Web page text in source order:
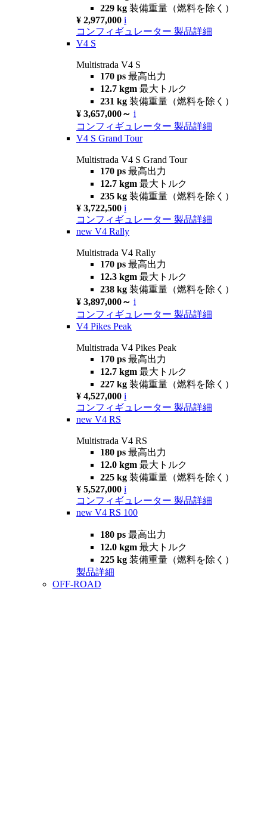
229 kg 装備重量（燃料を除く）
¥ 2,977,000 i
コンフィギュレーター 製品詳細
V4 S
Multistrada V4 S
170 ps 最高出力
12.7 kgm 最大トルク
231 kg 装備重量（燃料を除く）
¥ 3,657,000～ i
コンフィギュレーター 製品詳細
V4 S Grand Tour
Multistrada V4 S Grand Tour
170 ps 最高出力
12.7 kgm 最大トルク
235 kg 装備重量（燃料を除く）
¥ 3,722,500 i
コンフィギュレーター 製品詳細
new V4 Rally
Multistrada V4 Rally
170 ps 最高出力
12.3 kgm 最大トルク
238 kg 装備重量（燃料を除く）
¥ 3,897,000～ i
コンフィギュレーター 製品詳細
V4 Pikes Peak
Multistrada V4 Pikes Peak
170 ps 最高出力
12.7 kgm 最大トルク
227 kg 装備重量（燃料を除く）
¥ 4,527,000 i
コンフィギュレーター 製品詳細
new V4 RS
Multistrada V4 RS
180 ps 最高出力
12.0 kgm 最大トルク
225 kg 装備重量（燃料を除く）
¥ 5,527,000 i
コンフィギュレーター 製品詳細
new V4 RS 100
180 ps 最高出力
12.0 kgm 最大トルク
225 kg 装備重量（燃料を除く）
製品詳細
OFF-ROAD